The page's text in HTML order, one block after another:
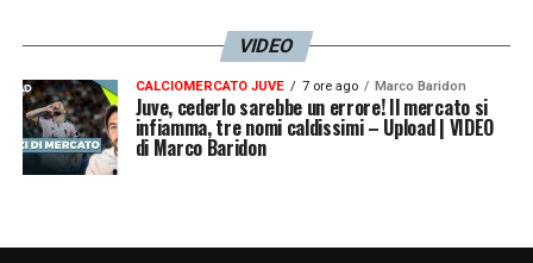
VIDEO
CALCIOMERCATO JUVE 7 ore ago Marco Baridon
Juve, cederlo sarebbe un errore! Il mercato si
infiamma, tre nomi caldissimi – Upload | VIDEO
di Marco Baridon